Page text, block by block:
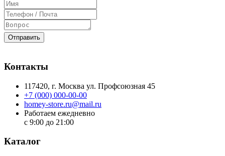
Отправить
Контакты
117420, г. Москва ул. Профсоюзная 45
+7 (000) 000-00-00
homey-store.ru@mail.ru
Работаем ежедневно
с 9:00 до 21:00
Каталог